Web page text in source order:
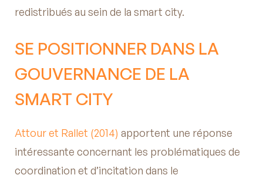
redistribués au sein de la smart city.
SE POSITIONNER DANS LA
GOUVERNANCE DE LA
SMART CITY
Attour et Rallet (2014) apportent une réponse
intéressante concernant les problématiques de
coordination et d’incitation dans le